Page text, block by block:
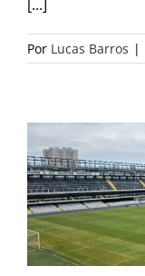
[...]
Por Lucas Barros |